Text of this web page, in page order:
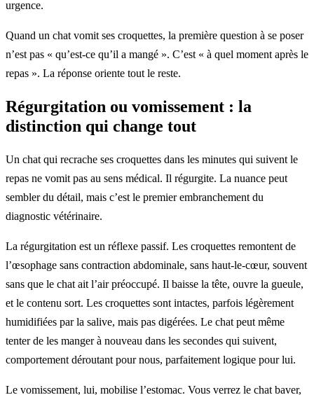
urgence.
Quand un chat vomit ses croquettes, la première question à se poser
n’est pas « qu’est-ce qu’il a mangé ». C’est « à quel moment après le
repas ». La réponse oriente tout le reste.
Régurgitation ou vomissement : la
distinction qui change tout
Un chat qui recrache ses croquettes dans les minutes qui suivent le
repas ne vomit pas au sens médical. Il régurgite. La nuance peut
sembler du détail, mais c’est le premier embranchement du
diagnostic vétérinaire.
La régurgitation est un réflexe passif. Les croquettes remontent de
l’œsophage sans contraction abdominale, sans haut-le-cœur, souvent
sans que le chat ait l’air préoccupé. Il baisse la tête, ouvre la gueule,
et le contenu sort. Les croquettes sont intactes, parfois légèrement
humidifiées par la salive, mais pas digérées. Le chat peut même
tenter de les manger à nouveau dans les secondes qui suivent,
comportement déroutant pour nous, parfaitement logique pour lui.
Le vomissement, lui, mobilise l’estomac. Vous verrez le chat baver,